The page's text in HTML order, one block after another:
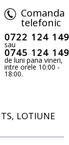
Comanda
telefonic
0722 124 149
sau
0745 124 149
de luni pana vineri,
intre orele 10:00 -
18:00.
LOTIUNE